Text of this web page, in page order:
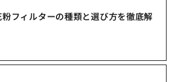
フィルターの種類と選び方を徹底解